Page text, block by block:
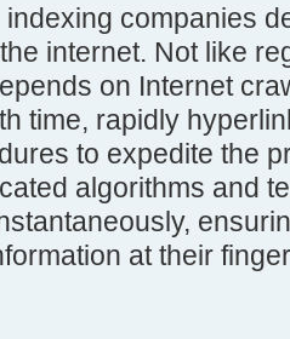
companies
internet. Not like
on Internet
time, rapidly
to expedite the
algorithms and
at their